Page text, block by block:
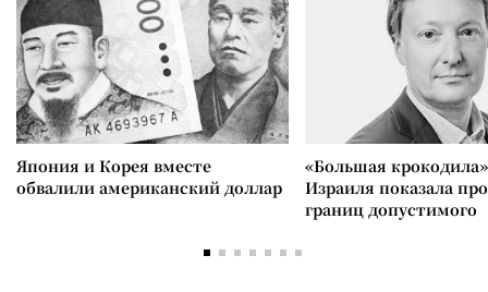
Япония и Корея вместе
обвалили американский доллар
«Большая
Израиля показала
границ допустимого